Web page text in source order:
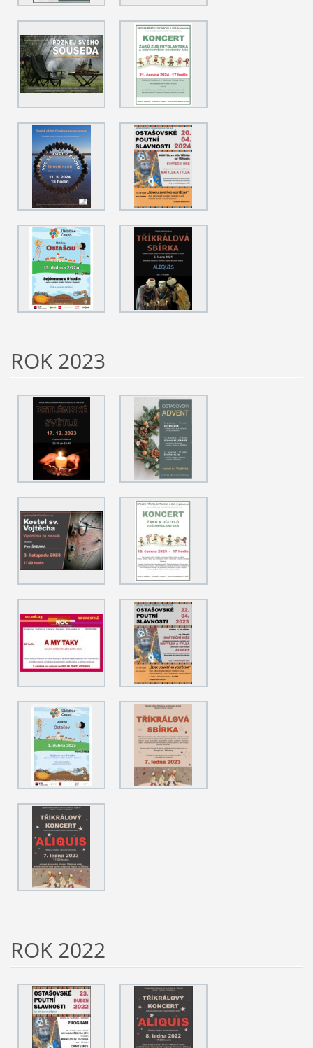
ROK 2023
ROK 2022